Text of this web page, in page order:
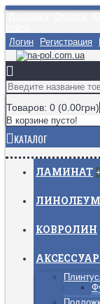
Логин
Регистрация
Товаров: 0 (0.00грн)
В корзине пусто!
КАТАЛОГ
ЛАМИНАТ +
ЛИНОЛЕУМ
КОВРОЛИН